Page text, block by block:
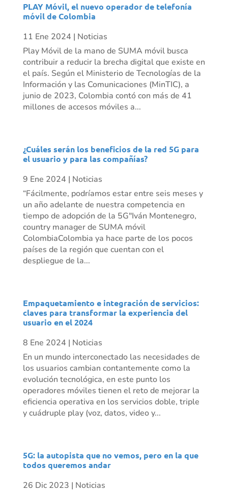
PLAY Móvil, el nuevo operador de telefonía
móvil de Colombia
11 Ene 2024 | Noticias
Play Móvil de la mano de SUMA móvil busca
contribuir a reducir la brecha digital que existe en
el país. Según el Ministerio de Tecnologías de la
Información y las Comunicaciones (MinTIC), a
junio de 2023, Colombia contó con más de 41
millones de accesos móviles a...
¿Cuáles serán los beneficios de la red 5G para
el usuario y para las compañías?
9 Ene 2024 | Noticias
“Fácilmente, podríamos estar entre seis meses y
un año adelante de nuestra competencia en
tiempo de adopción de la 5G"Iván Montenegro,
country manager de SUMA móvil
ColombiaColombia ya hace parte de los pocos
países de la región que cuentan con el
despliegue de la...
Empaquetamiento e integración de servicios:
claves para transformar la experiencia del
usuario en el 2024
8 Ene 2024 | Noticias
En un mundo interconectado las necesidades de
los usuarios cambian contantemente como la
evolución tecnológica, en este punto los
operadores móviles tienen el reto de mejorar la
eficiencia operativa en los servicios doble, triple
y cuádruple play (voz, datos, video y...
5G: la autopista que no vemos, pero en la que
todos queremos andar
26 Dic 2023 | Noticias